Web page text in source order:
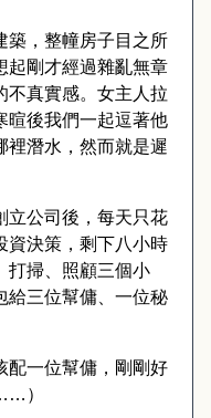
築 ， 整幢房子目之所
起剛才經過雜亂無章
不真實感。 女主人拉
暄後我們一起逗著他
裡潛水 ， 然而就是遲
立公司後 ， 每天只花
資決策 ， 剩下八小時
打掃
照顧三個小
給三位幫傭
一位秘
配一位幫傭 ， 剛剛好
）